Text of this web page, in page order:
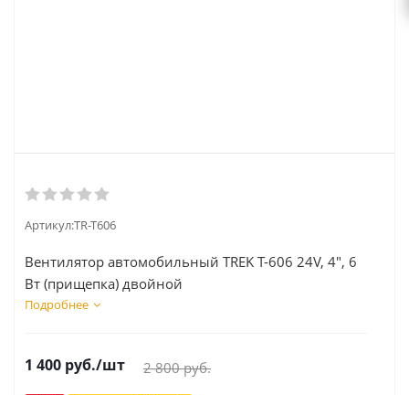
Артикул:TR-T606
Вентилятор автомобильный TREK Т-606 24V, 4", 6
Вт (прищепка) двойной
Подробнее
1 400 руб./шт 2 800руб.